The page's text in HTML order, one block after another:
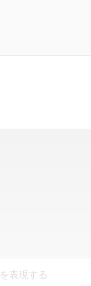
表現する